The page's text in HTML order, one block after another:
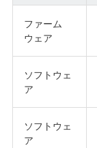
ファーム
ウェア
ソフトウェ
ア
ソフトウェ
ア